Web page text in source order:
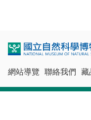
網站導覽 聯絡我們 藏